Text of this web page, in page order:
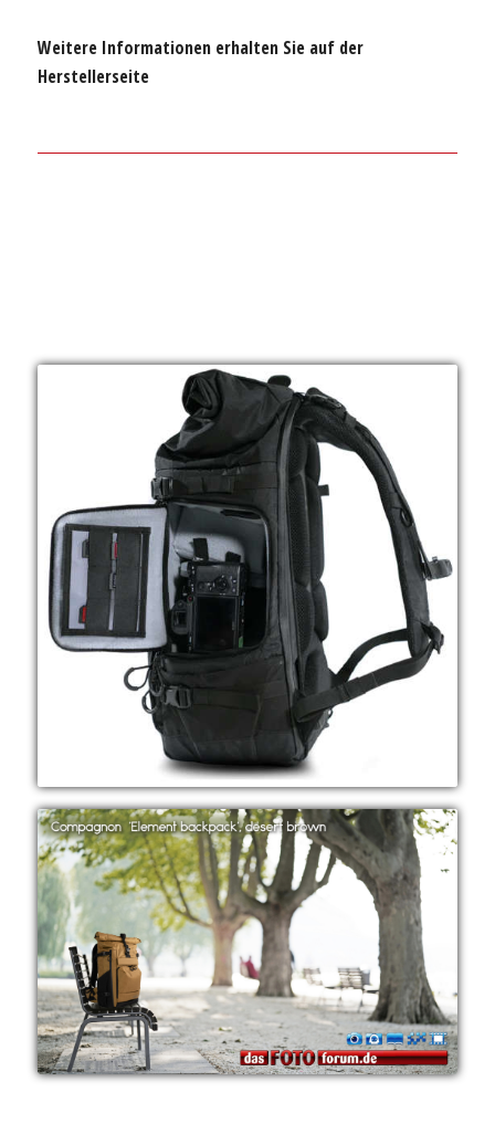
Weitere Informationen erhalten Sie auf der
Herstellerseite